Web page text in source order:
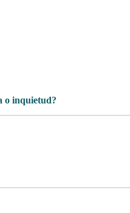
o inquietud?